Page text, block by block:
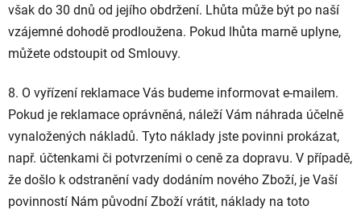
však do 30 dnů od jejího obdržení. Lhůta může být po naší
vzájemné dohodě prodloužena. Pokud lhůta marně uplyne,
můžete odstoupit od Smlouvy.
8. O vyřízení reklamace Vás budeme informovat e-mailem.
Pokud je reklamace oprávněná, náleží Vám náhrada účelně
vynaložených nákladů. Tyto náklady jste povinni prokázat,
např. účtenkami či potvrzeními o ceně za dopravu. V případě,
že došlo k odstranění vady dodáním nového Zboží, je Vaší
povinností Nám původní Zboží vrátit, náklady na toto